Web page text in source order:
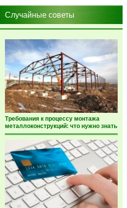
Случайные советы
Требования к процессу монтажа
металлоконструкций: что нужно знать